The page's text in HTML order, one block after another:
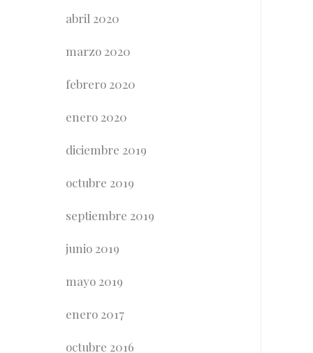
abril 2020
marzo 2020
febrero 2020
enero 2020
diciembre 2019
octubre 2019
septiembre 2019
junio 2019
mayo 2019
enero 2017
octubre 2016